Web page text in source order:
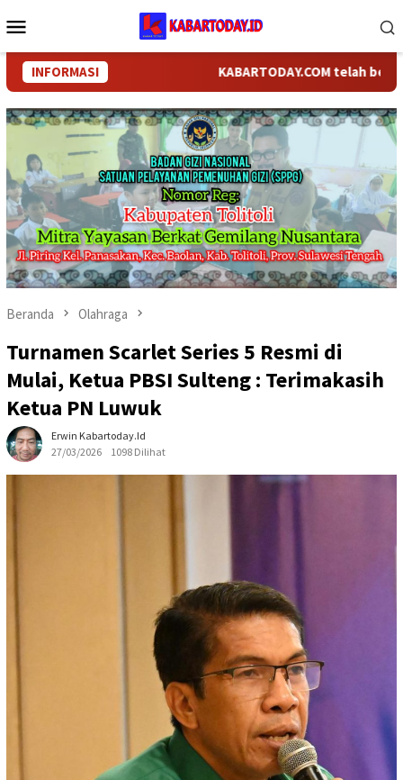
ke
Mobile
INFORMASI KABARTODAY.COM telah
Beranda Olahraga
Turnamen Scarlet Series 5 Resmi di
Mulai, Ketua PBSI Sulteng : Terimakasih
Ketua PN Luwuk
Erwin Kabartoday.id
27/03/2026
1098 Dilihat